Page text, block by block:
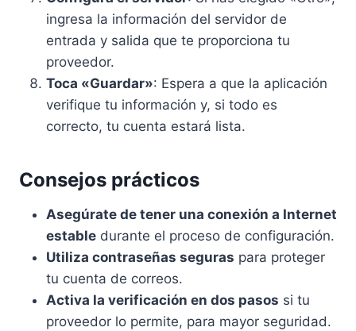
ingresa la información del servidor de
entrada y salida que te proporciona tu
proveedor.
Toca «Guardar»: Espera a que la aplicación
verifique tu información y, si todo es
correcto, tu cuenta estará lista.
Consejos prácticos
Asegúrate de tener una conexión a Internet
estable durante el proceso de configuración.
Utiliza contraseñas seguras para proteger
tu cuenta de correos.
Activa la verificación en dos pasos si tu
proveedor lo permite, para mayor seguridad.